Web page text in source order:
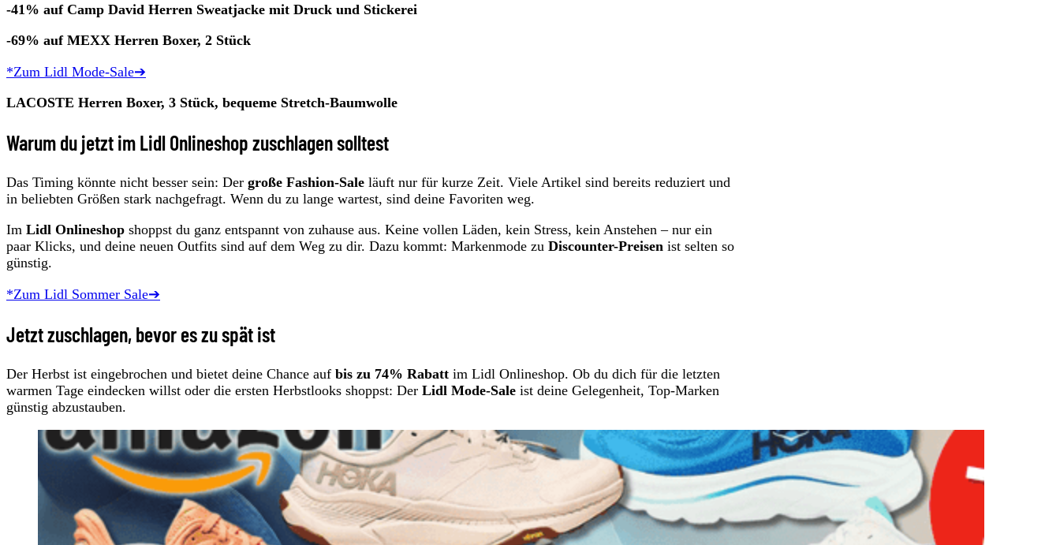
-41% auf Camp David Herren Sweatjacke mit Druck und Stickerei
-69% auf MEXX Herren Boxer, 2 Stück
*Zum Lidl Mode-Sale➔
LACOSTE Herren Boxer, 3 Stück, bequeme Stretch-Baumwolle
Warum du jetzt im Lidl Onlineshop zuschlagen solltest
Das Timing könnte nicht besser sein: Der große Fashion-Sale läuft nur für kurze Zeit. Viele Artikel sind bereits reduziert und
in beliebten Größen stark nachgefragt. Wenn du zu lange wartest, sind deine Favoriten weg.
Im Lidl Onlineshop shoppst du ganz entspannt von zuhause aus. Keine vollen Läden, kein Stress, kein Anstehen – nur ein
paar Klicks, und deine neuen Outfits sind auf dem Weg zu dir. Dazu kommt: Markenmode zu Discounter-Preisen ist selten so
günstig.
*Zum Lidl Sommer Sale➔
Jetzt zuschlagen, bevor es zu spät ist
Der Herbst ist eingebrochen und bietet deine Chance auf bis zu 74% Rabatt im Lidl Onlineshop. Ob du dich für die letzten
warmen Tage eindecken willst oder die ersten Herbstlooks shoppst: Der Lidl Mode-Sale ist deine Gelegenheit, Top-Marken
günstig abzustauben.